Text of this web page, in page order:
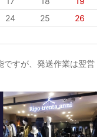
24 25
26
ですが、発送作業は翌営